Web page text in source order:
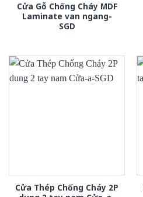
Cửa Gỗ Chống Cháy MDF
Laminate van ngang-
SGD
Cửa Thép Chống Cháy 2P